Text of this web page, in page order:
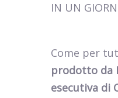
IN UN
Come per
prodotto da
esecutiva di